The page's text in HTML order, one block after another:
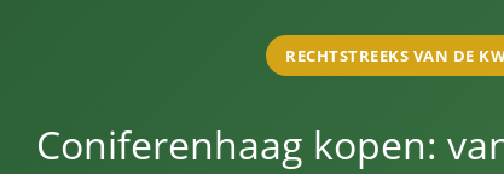
RECHTSTREEKS VAN DE
Coniferenhaag kopen: